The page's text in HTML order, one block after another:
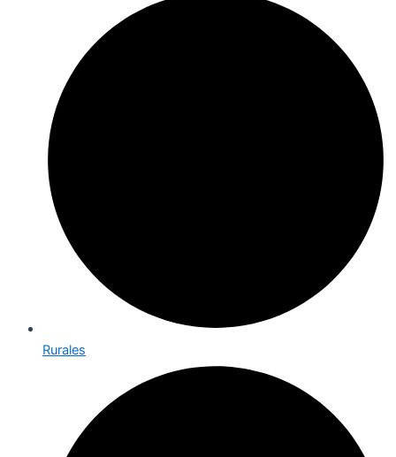
Rurales